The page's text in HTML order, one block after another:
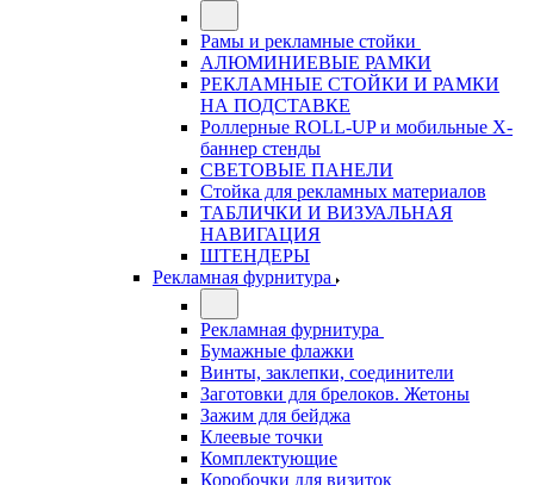
Рамы и рекламные стойки
АЛЮМИНИЕВЫЕ РАМКИ
РЕКЛАМНЫЕ СТОЙКИ И РАМКИ
НА ПОДСТАВКЕ
Роллерные ROLL-UP и мобильные X-
баннер стенды
СВЕТОВЫЕ ПАНЕЛИ
Стойка для рекламных материалов
ТАБЛИЧКИ И ВИЗУАЛЬНАЯ
НАВИГАЦИЯ
ШТЕНДЕРЫ
Рекламная фурнитура
Рекламная фурнитура
Бумажные флажки
Винты, заклепки, соединители
Заготовки для брелоков. Жетоны
Зажим для бейджа
Клеевые точки
Комплектующие
Коробочки для визиток